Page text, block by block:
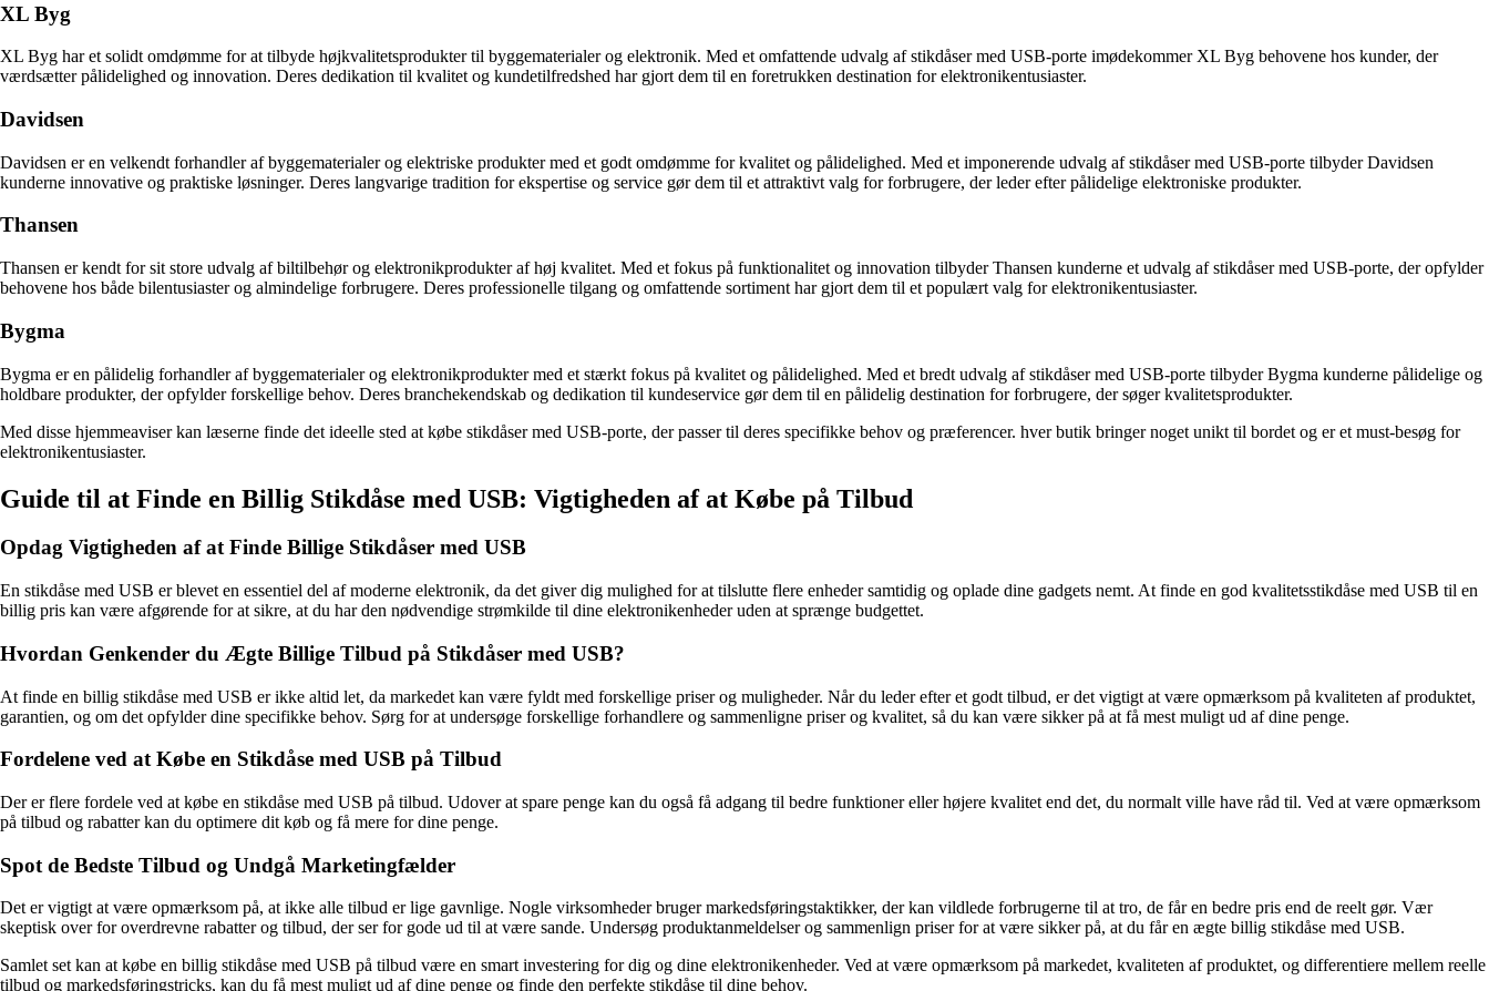
XL Byg
XL Byg har et solidt omdømme for at tilbyde højkvalitetsprodukter til byggematerialer og elektronik. Med et omfattende udvalg af stikdåser med USB-porte imødekommer XL Byg behovene hos kunder, der
værdsætter pålidelighed og innovation. Deres dedikation til kvalitet og kundetilfredshed har gjort dem til en foretrukken destination for elektronikentusiaster.
Davidsen
Davidsen er en velkendt forhandler af byggematerialer og elektriske produkter med et godt omdømme for kvalitet og pålidelighed. Med et imponerende udvalg af stikdåser med USB-porte tilbyder Davidsen
kunderne innovative og praktiske løsninger. Deres langvarige tradition for ekspertise og service gør dem til et attraktivt valg for forbrugere, der leder efter pålidelige elektroniske produkter.
Thansen
Thansen er kendt for sit store udvalg af biltilbehør og elektronikprodukter af høj kvalitet. Med et fokus på funktionalitet og innovation tilbyder Thansen kunderne et udvalg af stikdåser med USB-porte, der opfylder
behovene hos både bilentusiaster og almindelige forbrugere. Deres professionelle tilgang og omfattende sortiment har gjort dem til et populært valg for elektronikentusiaster.
Bygma
Bygma er en pålidelig forhandler af byggematerialer og elektronikprodukter med et stærkt fokus på kvalitet og pålidelighed. Med et bredt udvalg af stikdåser med USB-porte tilbyder Bygma kunderne pålidelige og
holdbare produkter, der opfylder forskellige behov. Deres branchekendskab og dedikation til kundeservice gør dem til en pålidelig destination for forbrugere, der søger kvalitetsprodukter.
Med disse hjemmeaviser kan læserne finde det ideelle sted at købe stikdåser med USB-porte, der passer til deres specifikke behov og præferencer. hver butik bringer noget unikt til bordet og er et must-besøg for
elektronikentusiaster.
Guide til at Finde en Billig Stikdåse med USB: Vigtigheden af at Købe på Tilbud
Opdag Vigtigheden af at Finde Billige Stikdåser med USB
En stikdåse med USB er blevet en essentiel del af moderne elektronik, da det giver dig mulighed for at tilslutte flere enheder samtidig og oplade dine gadgets nemt. At finde en god kvalitetsstikdåse med USB til en
billig pris kan være afgørende for at sikre, at du har den nødvendige strømkilde til dine elektronikenheder uden at sprænge budgettet.
Hvordan Genkender du Ægte Billige Tilbud på Stikdåser med USB?
At finde en billig stikdåse med USB er ikke altid let, da markedet kan være fyldt med forskellige priser og muligheder. Når du leder efter et godt tilbud, er det vigtigt at være opmærksom på kvaliteten af produktet,
garantien, og om det opfylder dine specifikke behov. Sørg for at undersøge forskellige forhandlere og sammenligne priser og kvalitet, så du kan være sikker på at få mest muligt ud af dine penge.
Fordelene ved at Købe en Stikdåse med USB på Tilbud
Der er flere fordele ved at købe en stikdåse med USB på tilbud. Udover at spare penge kan du også få adgang til bedre funktioner eller højere kvalitet end det, du normalt ville have råd til. Ved at være opmærksom
på tilbud og rabatter kan du optimere dit køb og få mere for dine penge.
Spot de Bedste Tilbud og Undgå Marketingfælder
Det er vigtigt at være opmærksom på, at ikke alle tilbud er lige gavnlige. Nogle virksomheder bruger markedsføringstaktikker, der kan vildlede forbrugerne til at tro, de får en bedre pris end de reelt gør. Vær
skeptisk over for overdrevne rabatter og tilbud, der ser for gode ud til at være sande. Undersøg produktanmeldelser og sammenlign priser for at være sikker på, at du får en ægte billig stikdåse med USB.
Samlet set kan at købe en billig stikdåse med USB på tilbud være en smart investering for dig og dine elektronikenheder. Ved at være opmærksom på markedet, kvaliteten af produktet, og differentiere mellem reelle
tilbud og markedsføringstricks, kan du få mest muligt ud af dine penge og finde den perfekte stikdåse til dine behov.